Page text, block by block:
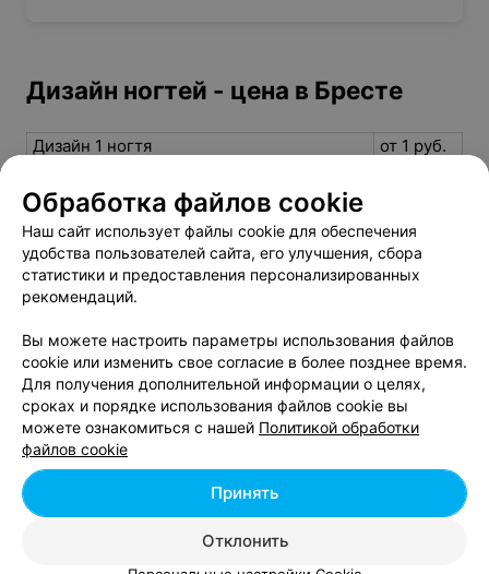
Дизайн ногтей - цена в Бресте
Дизайн 1 ногтя
от 1 руб.
Дизайн 1 ногтя (инкрустация стразами
вся поверхность)
Дизайн 1 ногтя (инкрустация стразами до
1/4 поверхности)
от 2 руб.
Добавить компанию
Обработка файлов cookie
Наш сайт использует файлы cookie для обеспечения
удобства пользователей сайта, его улучшения, сбора
статистики и предоставления персонализированных
рекомендаций.
Вы можете настроить параметры использования файлов
cookie или изменить свое согласие в более позднее время.
Для получения дополнительной информации о целях,
сроках и порядке использования файлов cookie вы
можете ознакомиться с нашей Политикой обработки
файлов cookie
Отклонить
Принять